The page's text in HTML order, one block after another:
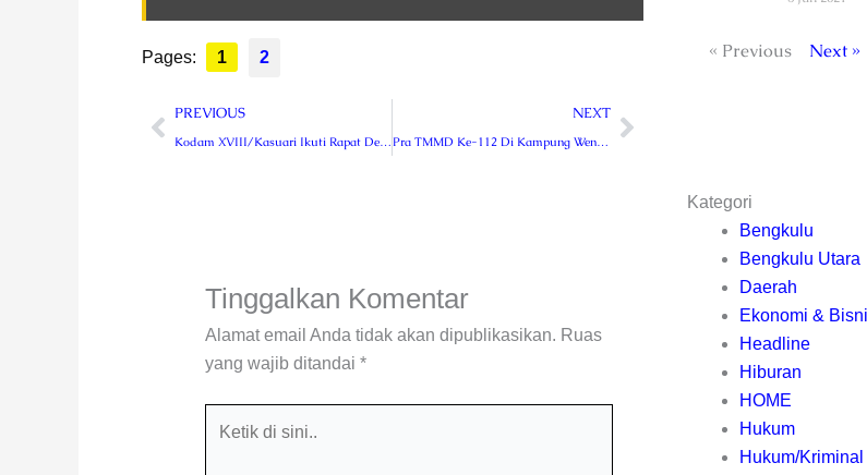
Pages: 1 2
Prev
PREVIOUS
Kodam XVIII/Kasuari Ikuti Rapat Dengan Mabes TNI Bahas Perkembangan Penanganan Pandemi Covid-19
NEXT
Pra TMMD Ke-112 Di Kampung Wendi Sorong Selatan Mulai Berjalan
Next
« Previous Next »
Tinggalkan Komentar
Alamat email Anda tidak akan dipublikasikan. Ruas
yang wajib ditandai *
Kategori
Bengkulu
Bengkulu Utara
Daerah
Ekonomi &
Headline
Hiburan
HOME
Hukum
Hukum/Kriminal